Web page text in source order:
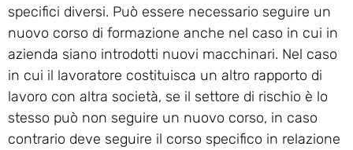
specifici diversi. Può essere necessario seguire un
nuovo corso di formazione anche nel caso in cui in
azienda siano introdotti nuovi macchinari. Nel caso
in cui il lavoratore costituisca un altro rapporto di
lavoro con altra società, se il settore di rischio è lo
stesso può non seguire un nuovo corso, in caso
contrario deve seguire il corso specifico in relazione